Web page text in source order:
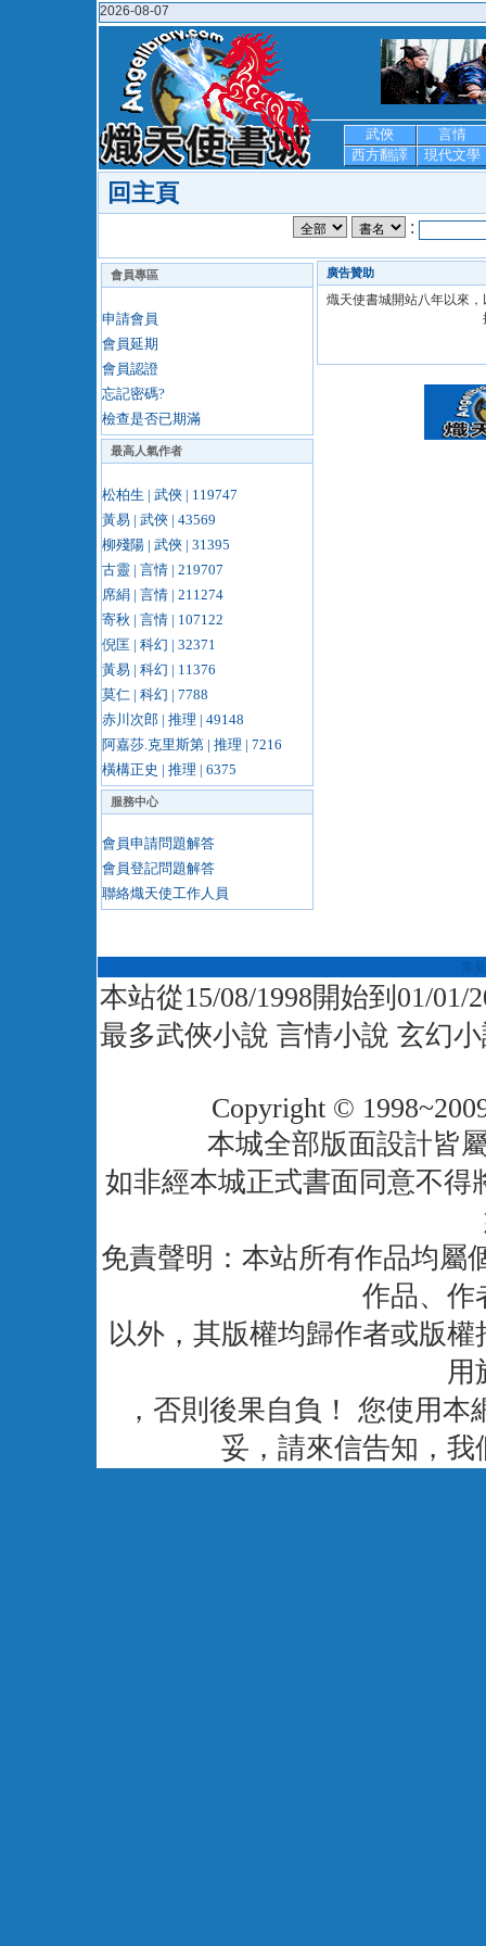
2026-08-07
武俠
言情
西方翻譯
現代文學
回主頁
:
會員專區
申請會員
會員延期
會員認證
忘記密碼?
檢查是否已期滿
最高人氣作者
松柏生 | 武俠 | 119747
黃易 | 武俠 | 43569
柳殘陽 | 武俠 | 31395
古靈 | 言情 | 219707
席絹 | 言情 | 211274
寄秋 | 言情 | 107122
倪匡 | 科幻 | 32371
黃易 | 科幻 | 11376
莫仁 | 科幻 | 7788
赤川次郎 | 推理 | 49148
阿嘉莎.克里斯第 | 推理 | 7216
橫構正史 | 推理 | 6375
服務中心
會員申請問題解答
會員登記問題解答
聯絡熾天使工作人員
廣告贊助
熾天使書城開站八年以來
常
本站從15/08/1998開始到01/01/
最多武俠小說 言情小說 玄幻
Copyright ©
本城全部版面設計皆
如非經本城正式書面同意不得
免責聲明：本站所有作品均屬
作品、作
以外，其版權均歸作者或版
用
，否則後果自負！ 您使用
妥，請來信告知，我